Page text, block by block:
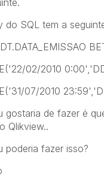
do SQL tem a
02/2010
07/2010
gostaria de fazer é
Qlikview..
poderia fazer isso?